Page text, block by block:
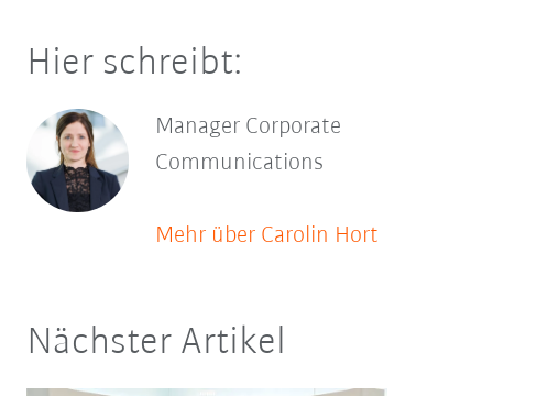
Hier schreibt:
Manager Corporate
Communications
Mehr über Carolin Hort
Nächster Artikel